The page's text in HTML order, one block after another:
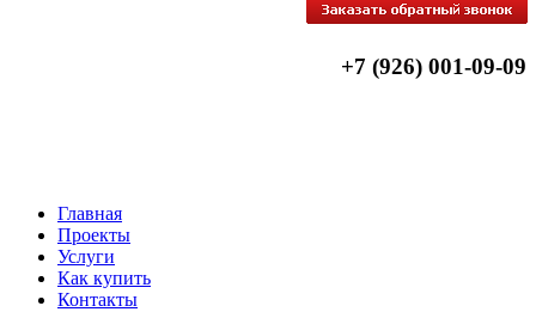
+7 (926) 001-09-09
Главная
Проекты
Услуги
Как купить
Контакты